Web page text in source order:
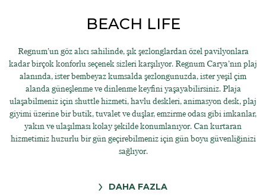
BEACH LIFE
Regnum’un göz alıcı sahilinde, şık şezlonglardan özel pavilyonlara
kadar birçok konforlu seçenek sizleri karşılıyor. Regnum Carya’nın plaj
alanında, ister bembeyaz kumsalda şezlongunuzda, ister yeşil çim
alanda güneşlenme ve dinlenme keyfini yaşayabilirsiniz. Plaja
ulaşabilmeniz için shuttle hizmeti, havlu deskleri, animasyon desk, plaj
giyimi üzerine bir butik, tuvalet ve duşlar, emzirme odası gibi imkanlar,
yakın ve ulaşılması kolay şekilde konumlanıyor. Can kurtaran
hizmetimiz huzurlu bir gün geçirebilmeniz için gün boyu güvenliğinizi
sağlıyor.
DAHA FAZLA